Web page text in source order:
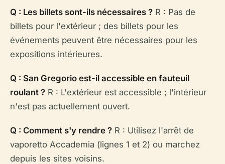
Q : Les billets sont-ils nécessaires ? R : Pas de
billets pour l'extérieur ; des billets pour les
événements peuvent être nécessaires pour les
expositions intérieures.
Q : San Gregorio est-il accessible en fauteuil
roulant ? R : L'extérieur est accessible ; l'intérieur
n'est pas actuellement ouvert.
Q : Comment s'y rendre ? R : Utilisez l'arrêt de
vaporetto Accademia (lignes 1 et 2) ou marchez
depuis les sites voisins.